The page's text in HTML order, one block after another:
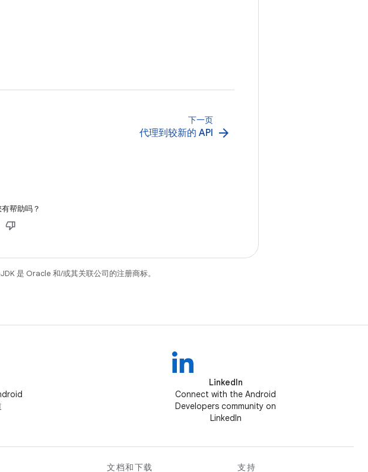
下一页
代理到较新的 API arrow_forward
帮助吗？
是 Oracle 和/或其关联公司的注册商标。
LinkedIn
Connect with the Android
Developers community on
LinkedIn
文档和下载 支持